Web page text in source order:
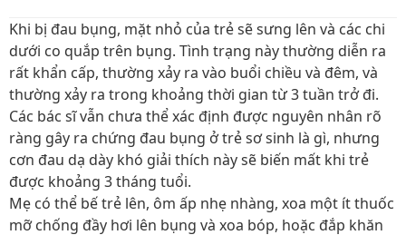
Khi bị đau bụng, mặt nhỏ của trẻ sẽ sưng lên và các chi
dưới co quắp trên bụng. Tình trạng này thường diễn ra
rất khẩn cấp, thường xảy ra vào buổi chiều và đêm, và
thường xảy ra trong khoảng thời gian từ 3 tuần trở đi.
Các bác sĩ vẫn chưa thể xác định được nguyên nhân rõ
ràng gây ra chứng đau bụng ở trẻ sơ sinh là gì, nhưng
cơn đau dạ dày khó giải thích này sẽ biến mất khi trẻ
được khoảng 3 tháng tuổi.
Mẹ có thể bế trẻ lên, ôm ấp nhẹ nhàng, xoa một ít thuốc
mỡ chống đầy hơi lên bụng và xoa bóp, hoặc đắp khăn